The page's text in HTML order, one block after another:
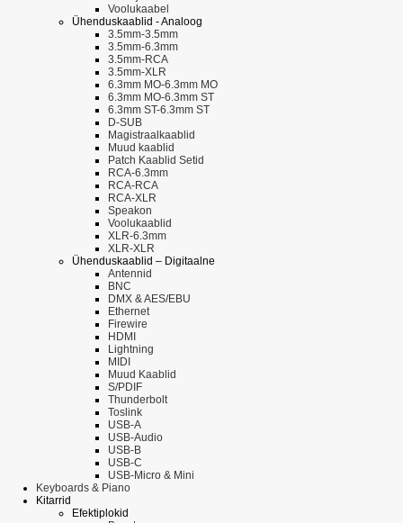
Voolukaabel
Ühenduskaablid - Analoog
3.5mm-3.5mm
3.5mm-6.3mm
3.5mm-RCA
3.5mm-XLR
6.3mm MO-6.3mm MO
6.3mm MO-6.3mm ST
6.3mm ST-6.3mm ST
D-SUB
Magistraalkaablid
Muud kaablid
Patch Kaablid Setid
RCA-6.3mm
RCA-RCA
RCA-XLR
Speakon
Voolukaablid
XLR-6.3mm
XLR-XLR
Ühenduskaablid – Digitaalne
Antennid
BNC
DMX & AES/EBU
Ethernet
Firewire
HDMI
Lightning
MIDI
Muud Kaablid
S/PDIF
Thunderbolt
Toslink
USB-A
USB-Audio
USB-B
USB-C
USB-Micro & Mini
Keyboards & Piano
Kitarrid
Efektiplokid